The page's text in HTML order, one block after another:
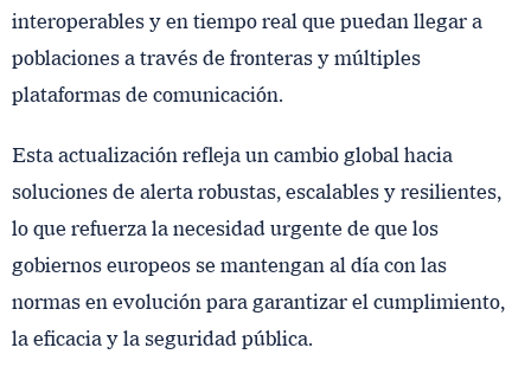
interoperables y en tiempo real que puedan llegar a
poblaciones a través de fronteras y múltiples
plataformas de comunicación.
Esta actualización refleja un cambio global hacia
soluciones de alerta robustas, escalables y resilientes,
lo que refuerza la necesidad urgente de que los
gobiernos europeos se mantengan al día con las
normas en evolución para garantizar el cumplimiento,
la eficacia y la seguridad pública.